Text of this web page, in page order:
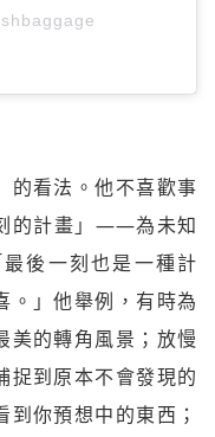
的看法。他不喜歡事
的計畫」——為未知
後一刻也是一種計
。」他舉例，有時為
美的轉角風景；放慢
捉到原本不會發現的
你預想中的東西；